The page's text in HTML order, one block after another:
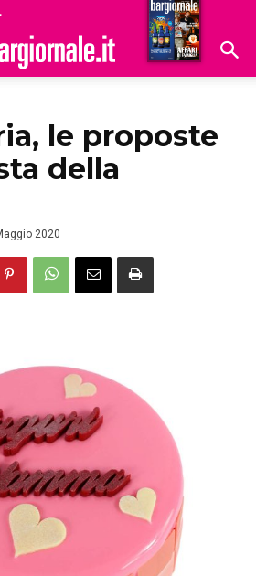
Hoteldomani
le proposte
della
2020